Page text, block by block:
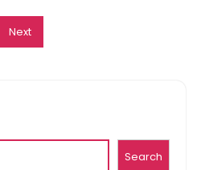
Next
Search